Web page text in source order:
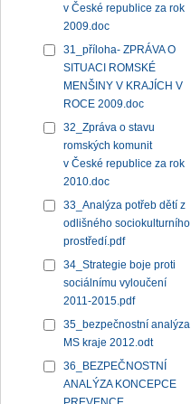
v České republice za rok
2009.doc
31_příloha- ZPRÁVA O
SITUACI ROMSKÉ
MENŠINY V KRAJÍCH V
ROCE 2009.doc
32_Zpráva o stavu
romských komunit
v České republice za rok
2010.doc
33_Analýza potřeb dětí z
odlišného sociokulturního
prostředí.pdf
34_Strategie boje proti
sociálnímu vyloučení
2011-2015.pdf
35_bezpečnostní analýza
MS kraje 2012.odt
36_BEZPEČNOSTNÍ
ANALÝZA KONCEPCE